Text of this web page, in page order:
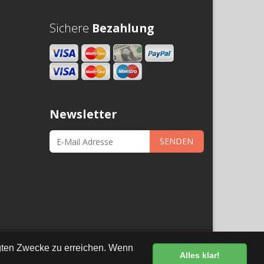
Zwecke zu erreichen. Wenn
Alles klar!
Sichere Bezahlung
Newsletter
SENDEN
Datenschutz